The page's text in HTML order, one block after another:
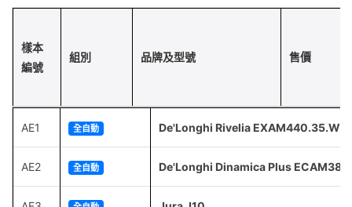
樣本
編號
組別 品牌及型號 售價
AE1 全自動 De'Longhi Rivelia EXAM440.35.W
AE2 全自動 De'Longhi Dinamica Plus